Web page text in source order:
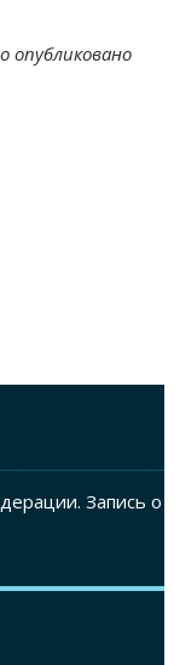
опубликовано
Запись о